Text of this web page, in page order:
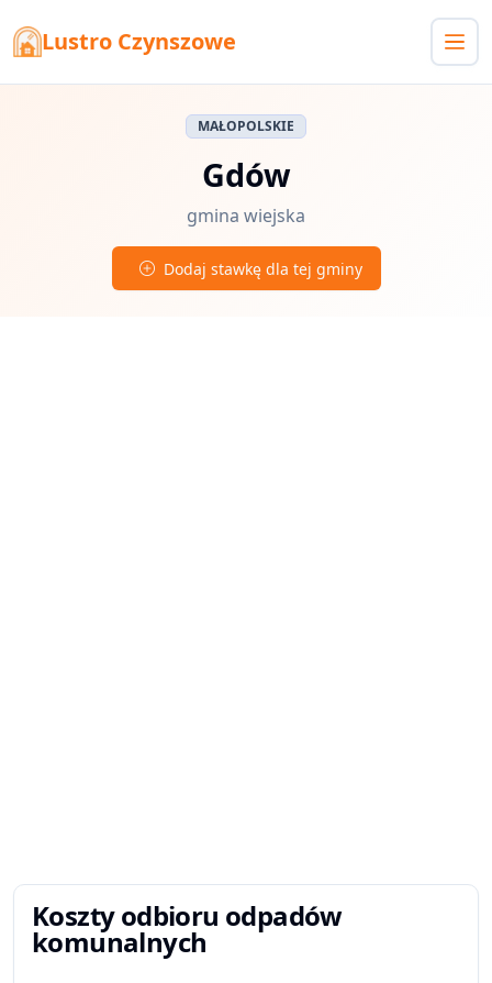
Lustro Czynszowe
MAŁOPOLSKIE
Gdów
gmina wiejska
Dodaj stawkę dla tej gminy
Koszty odbioru odpadów
komunalnych